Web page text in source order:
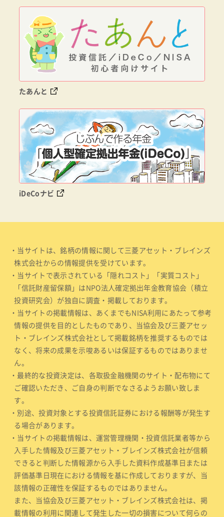
たあんと
iDeCoナビ
・当サイトは、銘柄の情報に関して三菱アセット・ブレインズ
株式会社からの情報提供を受けています。
・当サイトで表示されている「隠れコスト」「実質コスト」
「信託財産留保額」はNPO法人確定拠出年金教育協会（積立
投資研究会）が独自に調査・掲載しております。
・当サイトの掲載情報は、あくまでもNISA利用にあたって参考
情報の提供を目的としたものであり、当協会及び三菱アセッ
ト・ブレインズ株式会社として掲載銘柄を推奨するものでは
なく、将来の成果を示唆あるいは保証するものではありませ
ん。
・最終的な投資決定は、各取扱金融機関のサイト・配布物にて
ご確認いただき、ご自身の判断でなさるようお願い致しま
す。
・別途、投資対象とする投資信託証券における報酬等が発生す
る場合があります。
・当サイトの掲載情報は、運営管理機関・投資信託業者等から
入手した情報及び三菱アセット・ブレインズ株式会社が信頼
できると判断した情報源から入手した資料作成基準日または
評価基準日現在における情報を基に作成しておりますが、当
該情報の正確性を保証するものではありません。
また、当協会及び三菱アセット・ブレインズ株式会社は、掲
載情報の利用に関連して発生した一切の損害について何らの